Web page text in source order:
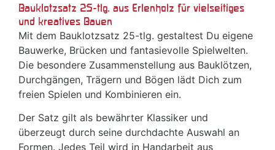
Bauklotzsatz 25-tlg. aus Erlenholz für vielseitiges
und kreatives Bauen
Mit dem Bauklotzsatz 25-tlg. gestaltest Du eigene
Bauwerke, Brücken und fantasievolle Spielwelten.
Die besondere Zusammenstellung aus Bauklötzen,
Durchgängen, Trägern und Bögen lädt Dich zum
freien Spielen und Kombinieren ein.
Der Satz gilt als bewährter Klassiker und
überzeugt durch seine durchdachte Auswahl an
Formen. Jedes Teil wird in Handarbeit aus